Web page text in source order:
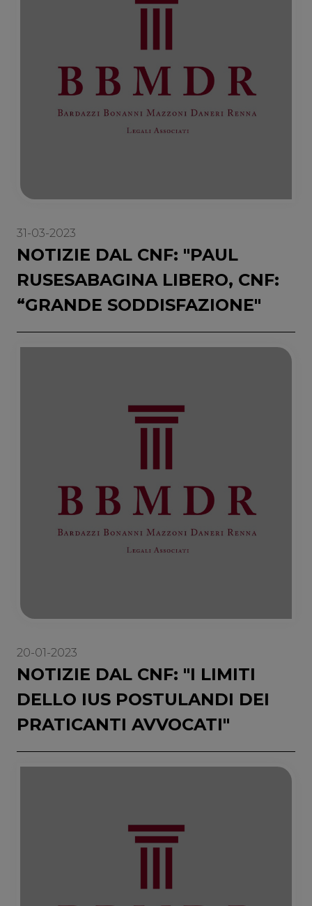
31-03-2023
NOTIZIE DAL CNF: "PAUL
RUSESABAGINA LIBERO, CNF:
“GRANDE SODDISFAZIONE"
20-01-2023
NOTIZIE DAL CNF: "I LIMITI
DELLO IUS POSTULANDI DEI
PRATICANTI AVVOCATI"